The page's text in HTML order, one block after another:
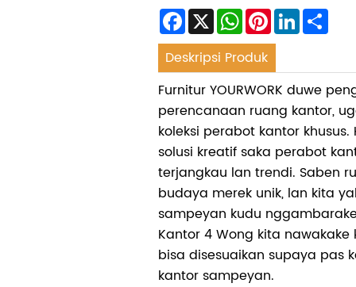
Facebook
X WhatsApp
Pinterest
LinkedIn
Deskripsi Produk
Furnitur YOURWORK duwe
perencanaan ruang kantor,
koleksi perabot kantor
solusi kreatif saka perabot
terjangkau lan trendi. Saben
budaya merek unik, lan kita
sampeyan kudu
Kantor 4 Wong kita nawakake
bisa disesuaikan supaya pas
kantor sampeyan.